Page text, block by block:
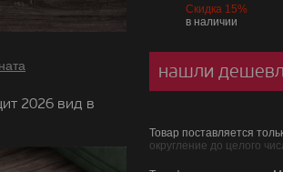
2026 вид в
Скидка 15%
в наличии
нашли
Товар поставляется
округление до целого